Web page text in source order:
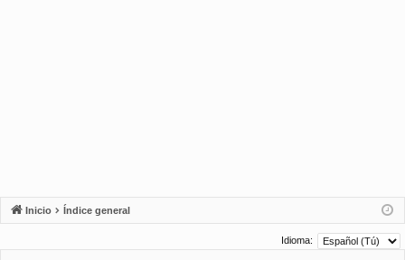
Inicio Índice general
Idioma: